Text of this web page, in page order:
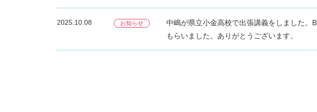
2025.10.08 お知らせ
中嶋が県立小金高校で出張講義をしました。
もらいました。ありがとうございます。